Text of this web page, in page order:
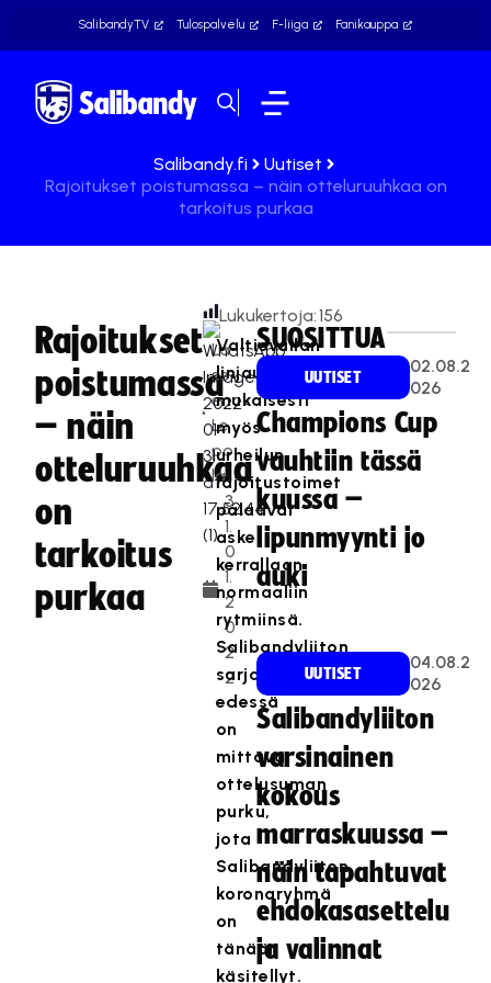
SalibandyTV Tulospalvelu F-liiga Fanikauppa
Salibandy.fi
Uutiset
Rajoitukset poistumassa – näin otteluruuhkaa on
tarkoitus purkaa
Rajoitukset
poistumassa
– näin
otteluruuhkaa
on
tarkoitus
purkaa
La
ss
e
Le
po
la
3
1.
0
1.
2
0
2
2
Lukukertoja:156
Valtiovallan
linjausten
mukaisesti
myös
urheilun
rajoitustoimet
palaavat
askel
kerrallaan
normaaliin
rytmiinsä.
Salibandyliiton
sarjoissa
edessä
on
mittava
ottelusuman
purku,
jota
Salibandyliiton
koronaryhmä
on
tänään
käsitellyt.
SUOSITTUA
UUTISET
02.08.2
026
Champions Cup
vauhtiin tässä
kuussa –
lipunmyynti jo
auki
UUTISET
04.08.2
026
Salibandyliiton
varsinainen
kokous
marraskuussa –
näin tapahtuvat
ehdokasasettelu
ja valinnat